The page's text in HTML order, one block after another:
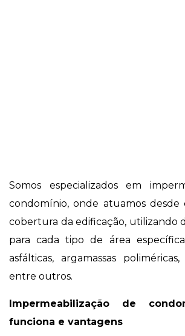
Somos especializados em
condomínio, onde atuamos desde
cobertura da edificação, utilizando
para cada tipo de área
asfálticas, argamassas
entre outros.
Impermeabilização de
funciona e vantagens